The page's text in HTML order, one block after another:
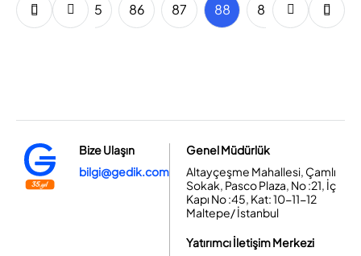
83 84 85 86 87 88 89 90 91
Bize Ulaşın
bilgi@gedik.com
Genel Müdürlük
Altayçeşme Mahallesi, Çamlı
Sokak, Pasco Plaza, No :21, İç
Kapı No :45, Kat: 10-11-12
Maltepe/ İstanbul
Yatırımcı İletişim Merkezi